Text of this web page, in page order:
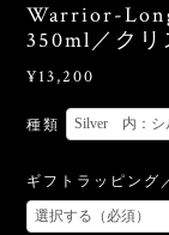
Warrior-
350ml／クリ
¥13,200
種類
ギフトラッピング